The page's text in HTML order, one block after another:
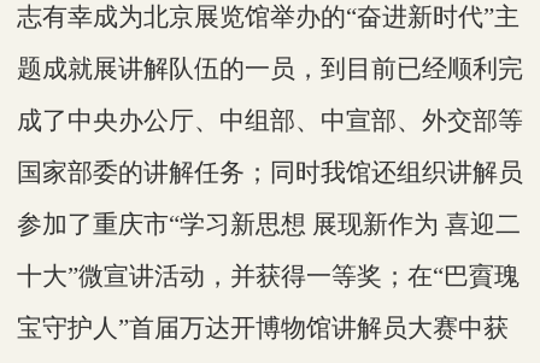
志有幸成为北京展览馆举办的“奋进新时代”主
题成就展讲解队伍的一员，到目前已经顺利完
成了中央办公厅、中组部、中宣部、外交部等
国家部委的讲解任务 ；同时我馆还组织讲解员
参加了重庆市“学习新思想 展现新作为 喜迎二
十大”微宣讲活动，并获得一等奖；在“巴賨瑰
宝守护人”首届万达开博物馆讲解员大赛中获